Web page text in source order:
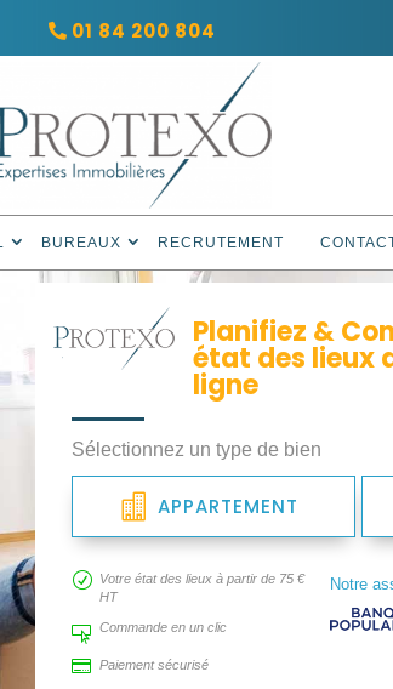
01 84 200 804
BUREAUX RECRUTEMENT
Planifiez &
état des lieux
ligne
Sélectionnez un type de bien
APPARTEMENT
R Votre état des lieux à partir de 75 €
HT
 Commande en un clic
 Paiement sécurisé
Notre